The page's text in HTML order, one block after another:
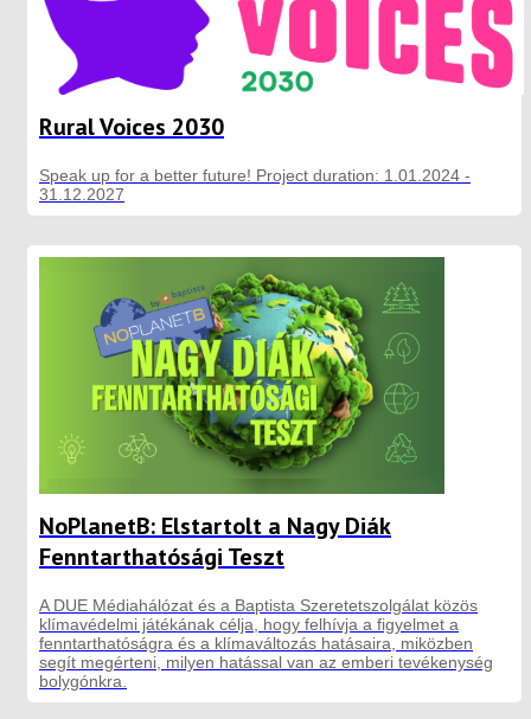
Rural Voices 2030
Speak up for a better future! Project duration: 1.01.2024 -
31.12.2027
NoPlanetB: Elstartolt a Nagy Diák
Fenntarthatósági Teszt
A DUE Médiahálózat és a Baptista Szeretetszolgálat közös
klímavédelmi játékának célja, hogy felhívja a figyelmet a
fenntarthatóságra és a klímaváltozás hatásaira, miközben
segít megérteni, milyen hatással van az emberi tevékenység
bolygónkra.